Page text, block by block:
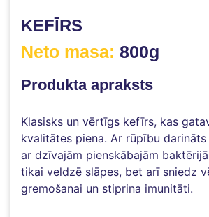
KEFĪRS
Neto masa: 800g
Produkta apraksts
Klasisks un vērtīgs kefīrs, kas
kvalitātes piena. Ar rūpību
ar dzīvajām pienskābajām
tikai veldzē slāpes, bet arī sniedz
gremošanai un stiprina imunitāti.